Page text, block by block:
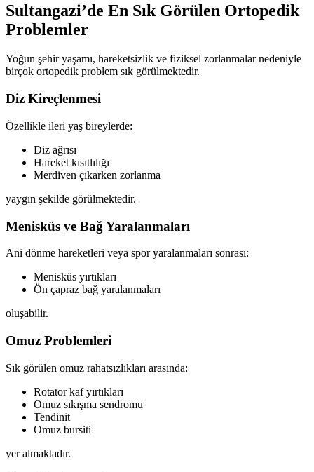
Sultangazi’de En Sık Görülen Ortopedik
Problemler
Yoğun şehir yaşamı, hareketsizlik ve fiziksel zorlanmalar nedeniyle
birçok ortopedik problem sık görülmektedir.
Diz Kireçlenmesi
Özellikle ileri yaş bireylerde:
Diz ağrısı
Hareket kısıtlılığı
Merdiven çıkarken zorlanma
yaygın şekilde görülmektedir.
Menisküs ve Bağ Yaralanmaları
Ani dönme hareketleri veya spor yaralanmaları sonrası:
Menisküs yırtıkları
Ön çapraz bağ yaralanmaları
oluşabilir.
Omuz Problemleri
Sık görülen omuz rahatsızlıkları arasında:
Rotator kaf yırtıkları
Omuz sıkışma sendromu
Tendinit
Omuz bursiti
yer almaktadır.